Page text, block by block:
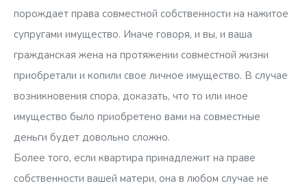
порождает права совместной собственности на нажитое
супругами имущество. Иначе говоря, и вы, и ваша
гражданская жена на протяжении совместной жизни
приобретали и копили свое личное имущество. В случае
возникновения спора, доказать, что то или иное
имущество было приобретено вами на совместные
деньги будет довольно сложно.
Более того, если квартира принадлежит на праве
собственности вашей матери, она в любом случае не